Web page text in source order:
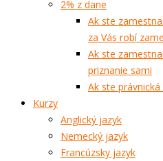
2% z dane
Ak ste
za Vás robí
Ak ste
priznanie sami
Ak ste
Kurzy
Anglický jazyk
Nemecký jazyk
Francúzsky jazyk